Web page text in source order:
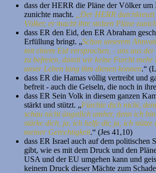
dass der HERR die Pläne der Völker um
zunichte macht.
„Der HERR
Völker, er macht ihre stolzen Pläne
dass ER den Eid, den ER Abraham
Erfüllung bringt. „Schon unserem
mit einem Eid versprochen, - uns aus
zu befreien, damit wir keine Furcht mehr
unser Leben lang ihm dienen können.“
dass ER die Hamas völlig vertreibt und
befreit - auch die Geiseln, die noch in
dass ER Sein Volk in diesem ganzen
stärkt und stützt. „Fürchte dich nicht,
schau nicht ängstlich umher, denn ich
stärke dich, ja, ich helfe dir, ja, ich stütze
meiner Gerechtigkeit.“ (Jes 41,10)
dass ER Israel auch auf dem politischen
gibt, wie es mit dem Druck und den
USA und der EU umgehen kann und
keinem Druck dieser Mächte zum